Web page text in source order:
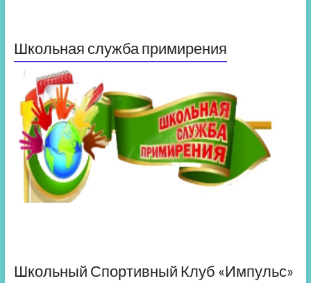
Школьная служба примирения
Школьный Спортивный Клуб «Импульс»